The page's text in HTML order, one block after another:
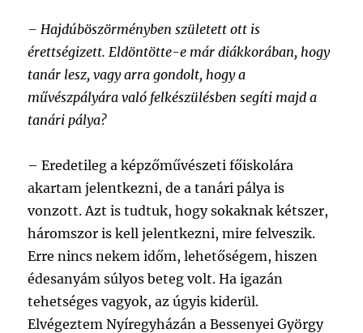
– Hajdúböszörményben született ott is
érettségizett. Eldöntötte-e már diákkorában, hogy
tanár lesz, vagy arra gondolt, hogy a
művészpályára való felkészülésben segíti majd a
tanári pálya?
– Eredetileg a képzőművészeti főiskolára
akartam jelentkezni, de a tanári pálya is
vonzott. Azt is tudtuk, hogy sokaknak kétszer,
háromszor is kell jelentkezni, mire felveszik.
Erre nincs nekem időm, lehetőségem, hiszen
édesanyám súlyos beteg volt. Ha igazán
tehetséges vagyok, az úgyis kiderül.
Elvégeztem Nyíregyházán a Bessenyei György